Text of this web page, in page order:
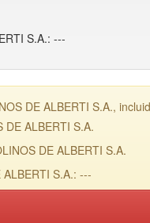
S.A.: ---
DE ALBERTI S.A.,
ALBERTI S.A.
DE ALBERTI S.A.
S.A.: ---